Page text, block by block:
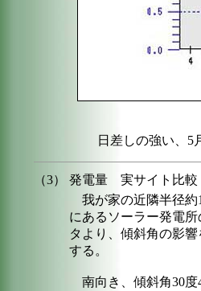
日差しの強い、
（3）
発電量 実サイト比較
我が家の近隣半径約
にあるソーラー発電所
タより、傾斜角の影響
する。
南向き、傾斜角30度